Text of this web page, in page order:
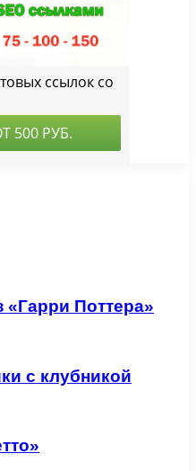
Поттера»
с клубникой